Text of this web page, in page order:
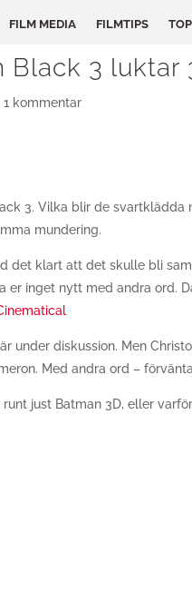
FILM MEDIA FILMTIPS
Black 3 luktar
|1 kommentar
3. Vilka blir de
mundering.
det klart att det skulle bli
er inget nytt med andra ord.
under diskussion. Men
Med andra ord –
just Batman 3D, eller